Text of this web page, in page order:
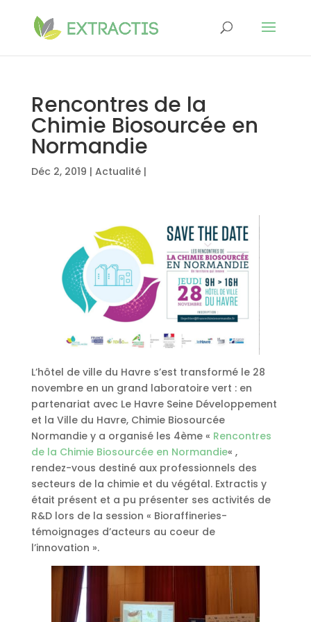
Rencontres de la
Chimie Biosourcée en
Normandie
Déc 2, 2019 | Actualité|
L’hôtel de ville du Havre s’est transformé le 28
novembre en un grand laboratoire vert : en
partenariat avec Le Havre Seine Développement
et la Ville du Havre, Chimie Biosourcée
Normandie y a organisé les 4ème « Rencontres
de la Chimie Biosourcée en Normandie« ,
rendez-vous destiné aux professionnels des
secteurs de la chimie et du végétal. Extractis y
était présent et a pu présenter ses activités de
R&D lors de la session « Bioraffineries-
témoignages d’acteurs au coeur de
l’innovation ».